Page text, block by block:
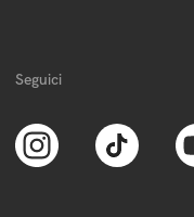
Seguici